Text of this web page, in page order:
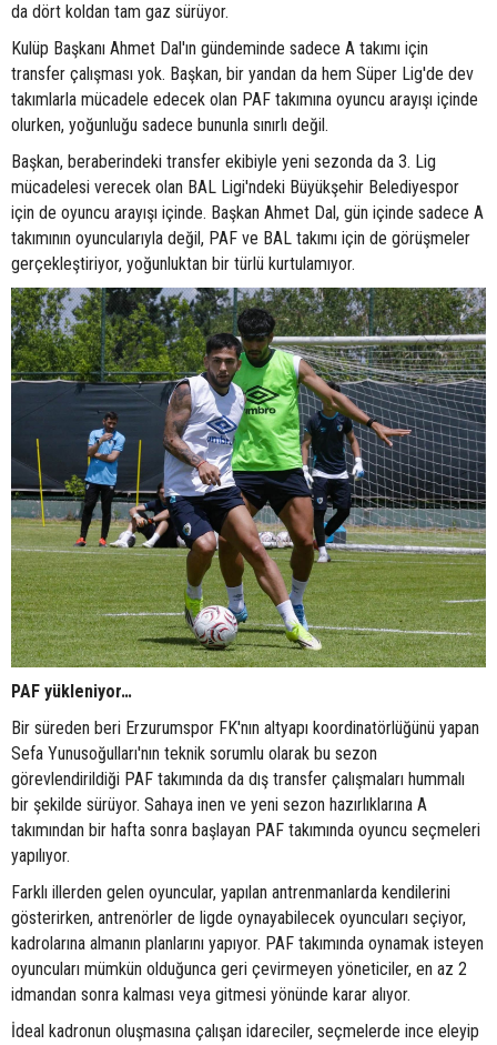
da dört koldan tam gaz sürüyor.
Kulüp Başkanı Ahmet Dal'ın gündeminde sadece A takımı için
transfer çalışması yok. Başkan, bir yandan da hem Süper Lig'de dev
takımlarla mücadele edecek olan PAF takımına oyuncu arayışı içinde
olurken, yoğunluğu sadece bununla sınırlı değil.
Başkan, beraberindeki transfer ekibiyle yeni sezonda da 3. Lig
mücadelesi verecek olan BAL Ligi'ndeki Büyükşehir Belediyespor
için de oyuncu arayışı içinde. Başkan Ahmet Dal, gün içinde sadece A
takımının oyuncularıyla değil, PAF ve BAL takımı için de görüşmeler
gerçekleştiriyor, yoğunluktan bir türlü kurtulamıyor.
PAF yükleniyor…
Bir süreden beri Erzurumspor FK'nın altyapı koordinatörlüğünü yapan
Sefa Yunusoğulları'nın teknik sorumlu olarak bu sezon
görevlendirildiği PAF takımında da dış transfer çalışmaları hummalı
bir şekilde sürüyor. Sahaya inen ve yeni sezon hazırlıklarına A
takımından bir hafta sonra başlayan PAF takımında oyuncu seçmeleri
yapılıyor.
Farklı illerden gelen oyuncular, yapılan antrenmanlarda kendilerini
gösterirken, antrenörler de ligde oynayabilecek oyuncuları seçiyor,
kadrolarına almanın planlarını yapıyor. PAF takımında oynamak isteyen
oyuncuları mümkün olduğunca geri çevirmeyen yöneticiler, en az 2
idmandan sonra kalması veya gitmesi yönünde karar alıyor.
İdeal kadronun oluşmasına çalışan idareciler, seçmelerde ince eleyip